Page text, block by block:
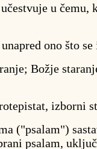
u čemu,
ono što se
Božje
izborni
("psalam")
psalam,